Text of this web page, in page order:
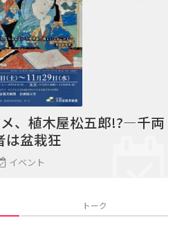
、植木屋松五郎!?―千両
は盆栽狂
イベント
トーク